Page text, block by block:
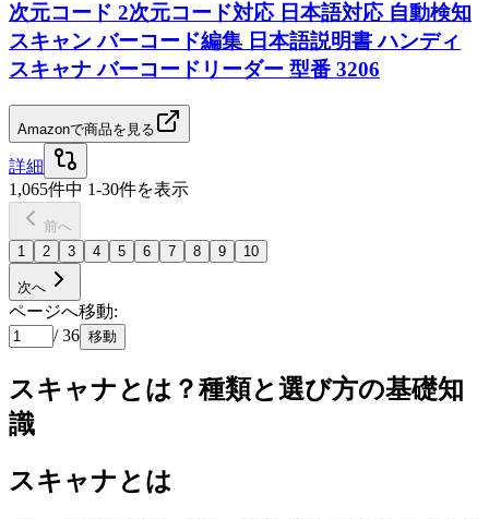
次元コード 2次元コード対応 日本語対応 自動検知
スキャン バーコード編集 日本語説明書 ハンディ
スキャナ バーコードリーダー 型番 3206
Amazonで商品を見る
詳細
1,065件中 1-30件を表示
前へ
1
2 3 4 5 6 7 8 9 10
次へ
ページへ移動:
/36 移動
スキャナとは？種類と選び方の基礎知
識
スキャナとは